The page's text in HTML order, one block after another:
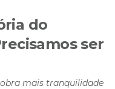
do
ser
mais tranquilidade